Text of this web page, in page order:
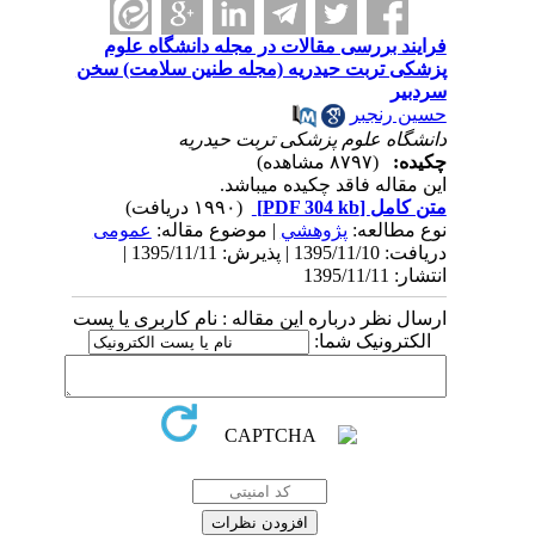
فرایند بررسی مقالات در مجله دانشگاه علوم
پزشکی تربت حیدریه (مجله طنین سلامت) سخن
حسین رنجبر
دانشگاه علوم پزشکی تربت حیدریه
(۸۷۹۷ مشاهده)
این مقاله فاقد چکیده می​باشد.
متن کامل[PDF 304 kb]
(۱۹۹۰ دریافت)
نوع مطالعه:پژوهشي| موضوع مقاله:عمومى
دریافت: 1395/11/10 | پذیرش: 1395/11/11 |
ارسال نظر درباره این مقاله : نام کاربری یا پست
الکترونیک شما: